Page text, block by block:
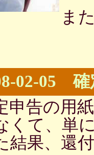
ま
02-05 確
申告の用
くて、単
結果、還